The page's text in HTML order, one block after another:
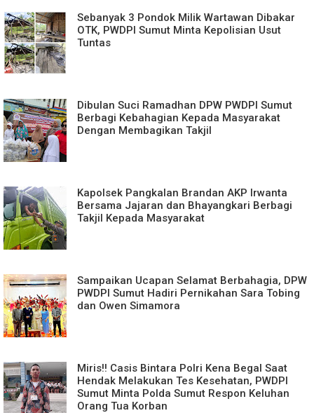
Sebanyak 3 Pondok Milik Wartawan Dibakar
OTK, PWDPI Sumut Minta Kepolisian Usut
Tuntas
Dibulan Suci Ramadhan DPW PWDPI Sumut
Berbagi Kebahagian Kepada Masyarakat
Dengan Membagikan Takjil
Kapolsek Pangkalan Brandan AKP Irwanta
Bersama Jajaran dan Bhayangkari Berbagi
Takjil Kepada Masyarakat
Sampaikan Ucapan Selamat Berbahagia, DPW
PWDPI Sumut Hadiri Pernikahan Sara Tobing
dan Owen Simamora
Miris!! Casis Bintara Polri Kena Begal Saat
Hendak Melakukan Tes Kesehatan, PWDPI
Sumut Minta Polda Sumut Respon Keluhan
Orang Tua Korban